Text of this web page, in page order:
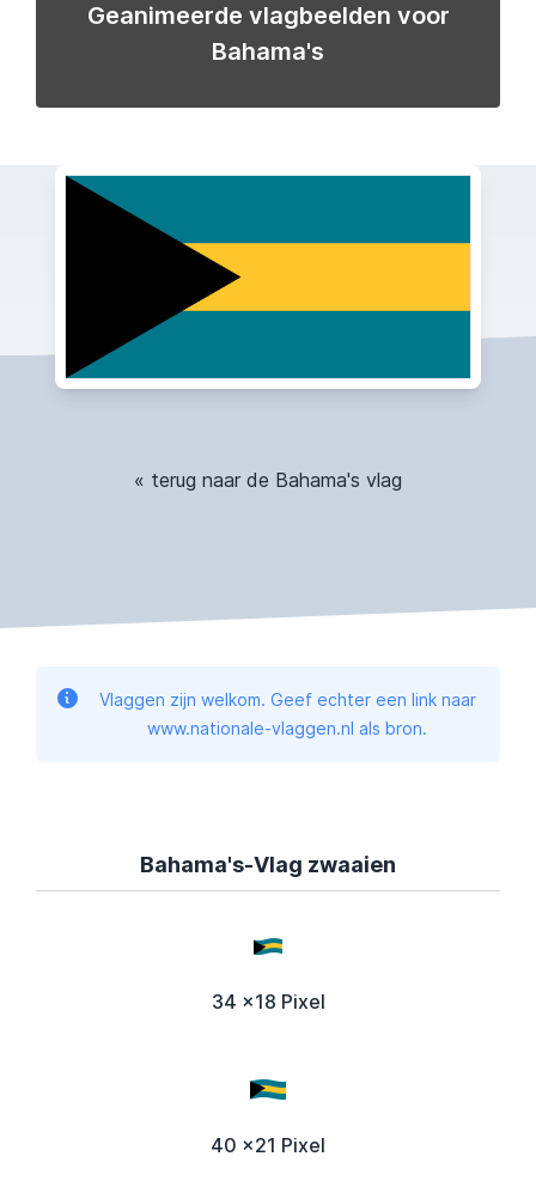
Geanimeerde vlagbeelden voor
Bahama's
« terug naar de Bahama's vlag
Vlaggen zijn welkom. Geef echter een link naar
www.nationale-vlaggen.nl als bron.
Bahama's-Vlag zwaaien
34 x18 Pixel
40 x21 Pixel